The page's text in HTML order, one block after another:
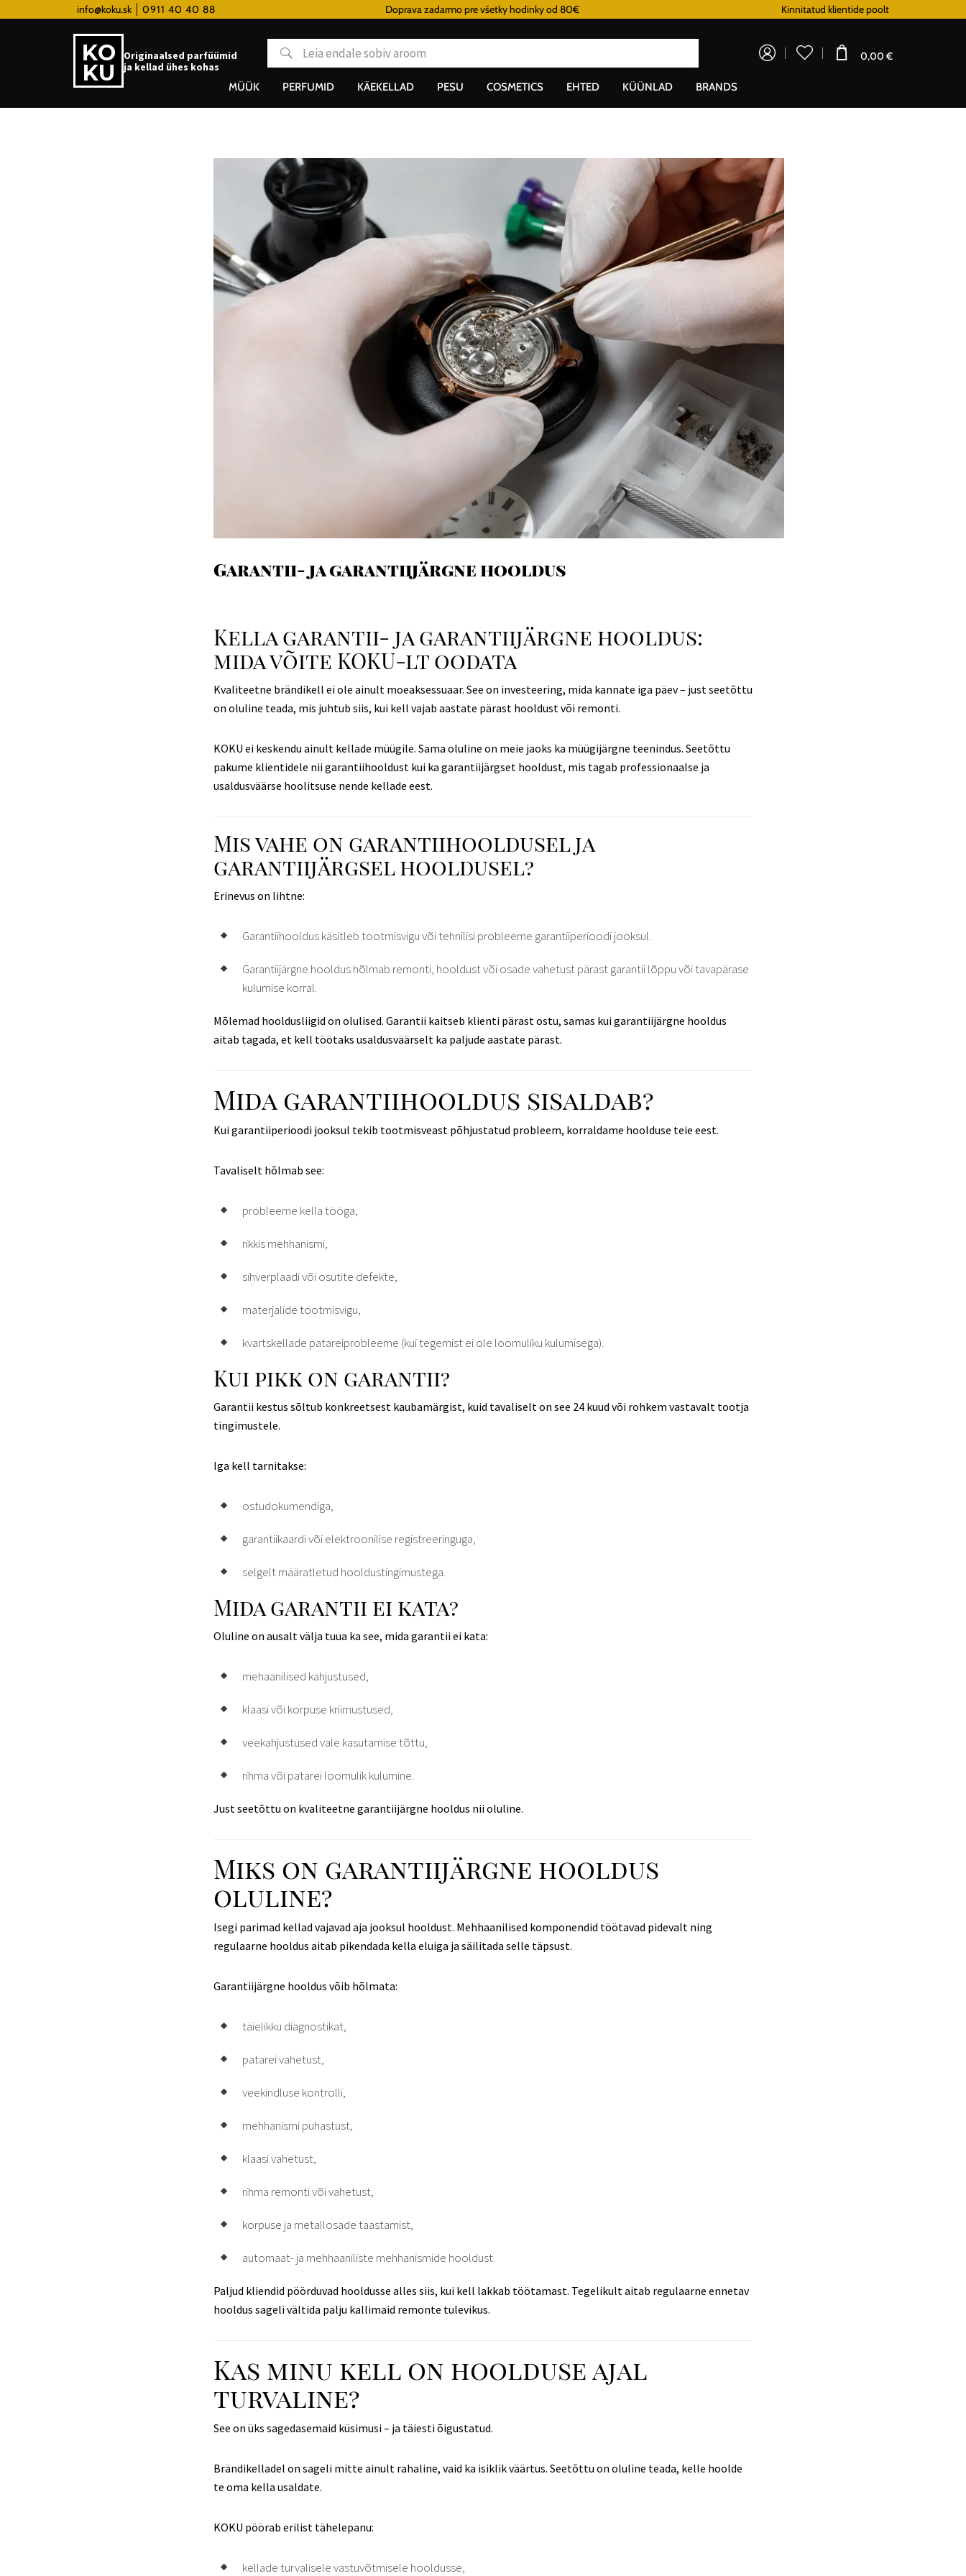
info@koku.sk 0911 40 40 88Lojaalsusprogramm Doprava zadarmo pre všetky hodinky od 80€ Kinnitatud klientide poolt
Originaalsed parfüümid
ja kellad ühes kohas
0,00 €
MÜÜK PERFUMID KÄEKELLAD PESU COSMETICS EHTED KÜÜNLAD BRANDS
Garantii- ja garantiijärgne hooldus
Kella garantii- ja garantiijärgne hooldus:
mida võite KOKU-lt oodata
Kvaliteetne brändikell ei ole ainult moeaksessuaar. See on investeering, mida kannate iga päev – just seetõttu
on oluline teada, mis juhtub siis, kui kell vajab aastate pärast hooldust või remonti.
KOKU ei keskendu ainult kellade müügile. Sama oluline on meie jaoks ka müügijärgne teenindus. Seetõttu
pakume klientidele nii garantiihooldust kui ka garantiijärgset hooldust, mis tagab professionaalse ja
usaldusväärse hoolitsuse nende kellade eest.
Mis vahe on garantiihooldusel ja
garantiijärgsel hooldusel?
Erinevus on lihtne:
Garantiihooldus käsitleb tootmisvigu või tehnilisi probleeme garantiiperioodi jooksul.
Garantiijärgne hooldus hõlmab remonti, hooldust või osade vahetust pärast garantii lõppu või tavapärase
kulumise korral.
Mõlemad hooldusliigid on olulised. Garantii kaitseb klienti pärast ostu, samas kui garantiijärgne hooldus
aitab tagada, et kell töötaks usaldusväärselt ka paljude aastate pärast.
Mida garantiihooldus sisaldab?
Kui garantiiperioodi jooksul tekib tootmisveast põhjustatud probleem, korraldame hoolduse teie eest.
Tavaliselt hõlmab see:
probleeme kella tööga,
rikkis mehhanismi,
sihverplaadi või osutite defekte,
materjalide tootmisvigu,
kvartskellade patareiprobleeme (kui tegemist ei ole loomuliku kulumisega).
Kui pikk on garantii?
Garantii kestus sõltub konkreetsest kaubamärgist, kuid tavaliselt on see 24 kuud või rohkem vastavalt tootja
tingimustele.
Iga kell tarnitakse:
ostudokumendiga,
garantiikaardi või elektroonilise registreeringuga,
selgelt määratletud hooldustingimustega.
Mida garantii ei kata?
Oluline on ausalt välja tuua ka see, mida garantii ei kata:
mehaanilised kahjustused,
klaasi või korpuse kriimustused,
veekahjustused vale kasutamise tõttu,
rihma või patarei loomulik kulumine.
Just seetõttu on kvaliteetne garantiijärgne hooldus nii oluline.
Miks on garantiijärgne hooldus
oluline?
Isegi parimad kellad vajavad aja jooksul hooldust. Mehhaanilised komponendid töötavad pidevalt ning
regulaarne hooldus aitab pikendada kella eluiga ja säilitada selle täpsust.
Garantiijärgne hooldus võib hõlmata:
täielikku diagnostikat,
patarei vahetust,
veekindluse kontrolli,
mehhanismi puhastust,
klaasi vahetust,
rihma remonti või vahetust,
korpuse ja metallosade taastamist,
automaat- ja mehhaaniliste mehhanismide hooldust.
Paljud kliendid pöörduvad hooldusse alles siis, kui kell lakkab töötamast. Tegelikult aitab regulaarne ennetav
hooldus sageli vältida palju kallimaid remonte tulevikus.
Kas minu kell on hoolduse ajal
turvaline?
See on üks sagedasemaid küsimusi – ja täiesti õigustatud.
Brändikelladel on sageli mitte ainult rahaline, vaid ka isiklik väärtus. Seetõttu on oluline teada, kelle hoolde
te oma kella usaldate.
KOKU pöörab erilist tähelepanu:
kellade turvalisele vastuvõtmisele hooldusse,